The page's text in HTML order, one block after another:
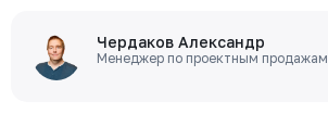
Чердаков Александр
Менеджер по проектным продажам